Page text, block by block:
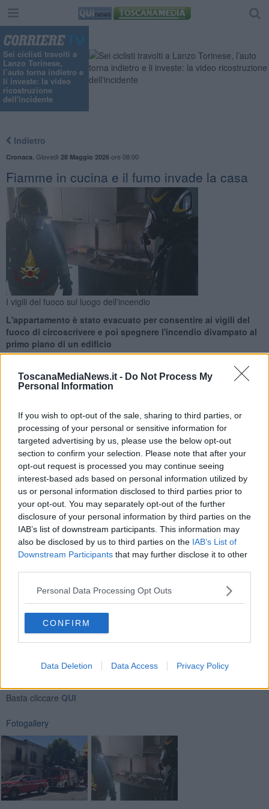
ToscanaMediaNews.it - Do Not Process My
Personal Information
If you wish to opt-out of the sale, sharing to third parties, or
processing of your personal or sensitive information for
targeted advertising by us, please use the below opt-out
section to confirm your selection. Please note that after your
opt-out request is processed you may continue seeing
interest-based ads based on personal information utilized by
us or personal information disclosed to third parties prior to
your opt-out. You may separately opt-out of the further
disclosure of your personal information by third parties on the
IAB’s list of downstream participants. This information may
also be disclosed by us to third parties on the IAB’s List of
Downstream Participants that may further disclose it to other
Personal Data Processing Opt Outs
CONFIRM
Data Deletion Data Access Privacy Policy
Sei ciclisti travolti a
Lanzo Torinese,
l’auto torna indietro e
li investe: la video
ricostruzione
dell'incidente
Indietro
Cronaca Giovedì 28 Maggio 2026ore 08:00
Fiamme in cucina e il fumo invade la casa
I vigili del fuoco sul luogo dell'incendio
L'appartamento è stato evacuato per consentire ai vigili del
fuoco di circoscrivere e poi spegnere l'incendio divampato al
primo piano di un edificio
PONTEDERA —Le fiamme che divampano in cucina e i fumi di
combustione che invadono la casa, evacuata dagli abitanti in tempo
perché rimanessero illesi: sono i contorni di quanto accaduto ieri
pomeriggio a Pontedera, dove l'incendio ha richiamato sul posto
due squadre dei vigili del fuoco.
I pompieri si sono fatti largo nell'abitazione dotati dai dispositivi di
sicurezza individuale e hanno spento le fiamme, evitando che si
propagassero ad altre stanze.
presenti anche vigili del fuoco e personale del 118.
Newsletter QUInews - ToscanaMedia.Arriva gratis tutti i giorni
Basta cliccare QUI
Fotogallery